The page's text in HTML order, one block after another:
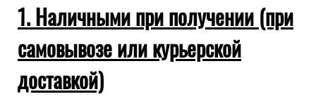
1. Наличными при получении (при
самовывозе или курьерской
доставкой)